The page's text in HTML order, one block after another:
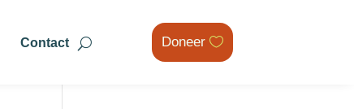
Contact Doneer